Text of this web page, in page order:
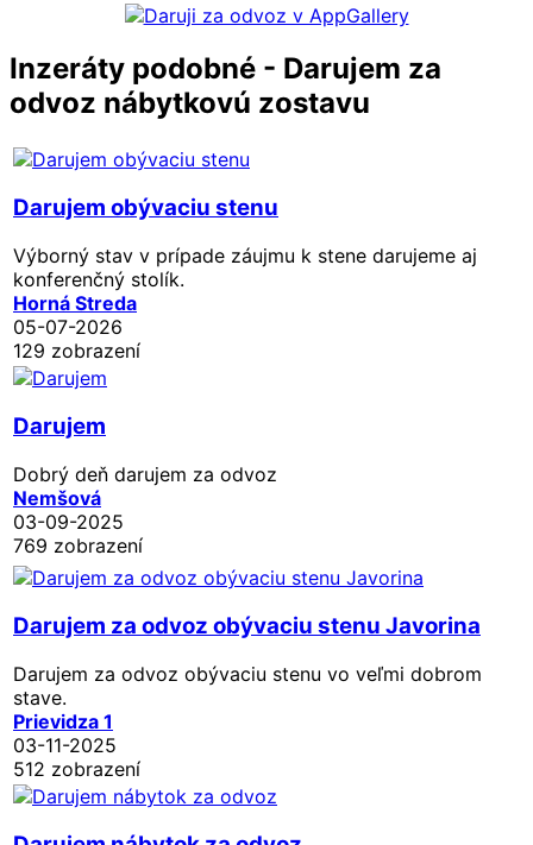
Inzeráty podobné - Darujem za
odvoz nábytkovú zostavu
Darujem obývaciu stenu
Výborný stav v prípade záujmu k stene darujeme aj
konferenčný stolík.
Horná Streda
05-07-2026
129 zobrazení
Darujem
Dobrý deň darujem za odvoz
Nemšová
03-09-2025
769 zobrazení
Darujem za odvoz obývaciu stenu Javorina
Darujem za odvoz obývaciu stenu vo veľmi dobrom
stave.
Prievidza 1
03-11-2025
512 zobrazení